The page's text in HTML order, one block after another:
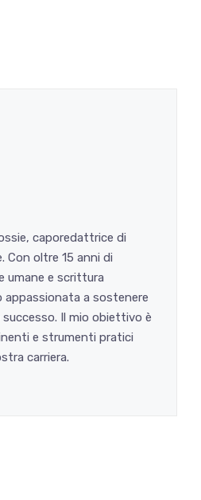
caporedattrice di
Con oltre 15 anni di
umane e scrittura
appassionata a sostenere
Il mio obiettivo è
e strumenti pratici
carriera.